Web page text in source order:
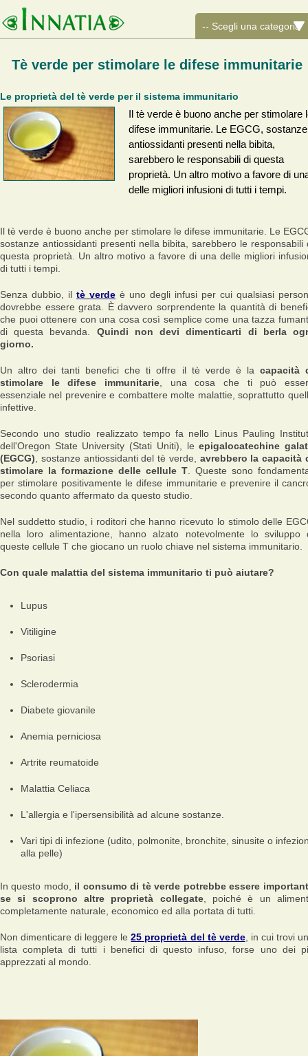
Tè verde per stimolare le difese immunitarie
Le proprietà del tè verde per il sistema immunitario
Il tè verde è buono anche per stimolare
difese immunitarie. Le EGCG, sostanze
antiossidanti presenti nella bibita,
sarebbero le responsabili di questa
proprietà. Un altro motivo a favore di
delle migliori infusioni di tutti i tempi.
Il tè verde è buono anche per stimolare le difese immunitarie. Le
sostanze antiossidanti presenti nella bibita, sarebbero le responsabili
questa proprietà. Un altro motivo a favore di una delle migliori
di tutti i tempi.
Senza dubbio, il tè verde è uno degli infusi per cui qualsiasi
dovrebbe essere grata. È davvero sorprendente la quantità di
che puoi ottenere con una cosa così semplice come una tazza
di questa bevanda. Quindi non devi dimenticarti di berla
giorno.
Un altro dei tanti benefici che ti offre il tè verde è la capacità
stimolare le difese immunitarie , una cosa che ti può
essenziale nel prevenire e combattere molte malattie, soprattutto
infettive.
Secondo uno studio realizzato tempo fa nello Linus Pauling
dell'Oregon State University (Stati Uniti), leepigalocatechine
(EGCG) , sostanze antiossidanti del tè verde, avrebbero la capacità
stimolare la formazione delle cellule T . Queste sono
per stimolare positivamente le difese immunitarie e prevenire il
secondo quanto affermato da questo studio.
Nel suddetto studio, i roditori che hanno ricevuto lo stimolo delle
nella loro alimentazione, hanno alzato notevolmente lo sviluppo
queste cellule T che giocano un ruolo chiave nel sistema immunitario.
Con quale malattia del sistema immunitario ti può aiutare?
Lupus
Vitiligine
Psoriasi
Sclerodermia
Diabete giovanile
Anemia perniciosa
Artrite reumatoide
Malattia Celiaca
L'allergia e l'ipersensibilità ad alcune sostanze.
Vari tipi di infezione (udito, polmonite, bronchite, sinusite o
alla pelle)
In questo modo, il consumo di tè verde potrebbe essere
se si scoprono altre proprietà collegate, poiché è un
completamente naturale, economico ed alla portata di tutti.
Non dimenticare di leggere le25 proprietà del tè verde, in cui trovi
lista completa di tutti i benefici di questo infuso, forse uno dei
apprezzati al mondo.